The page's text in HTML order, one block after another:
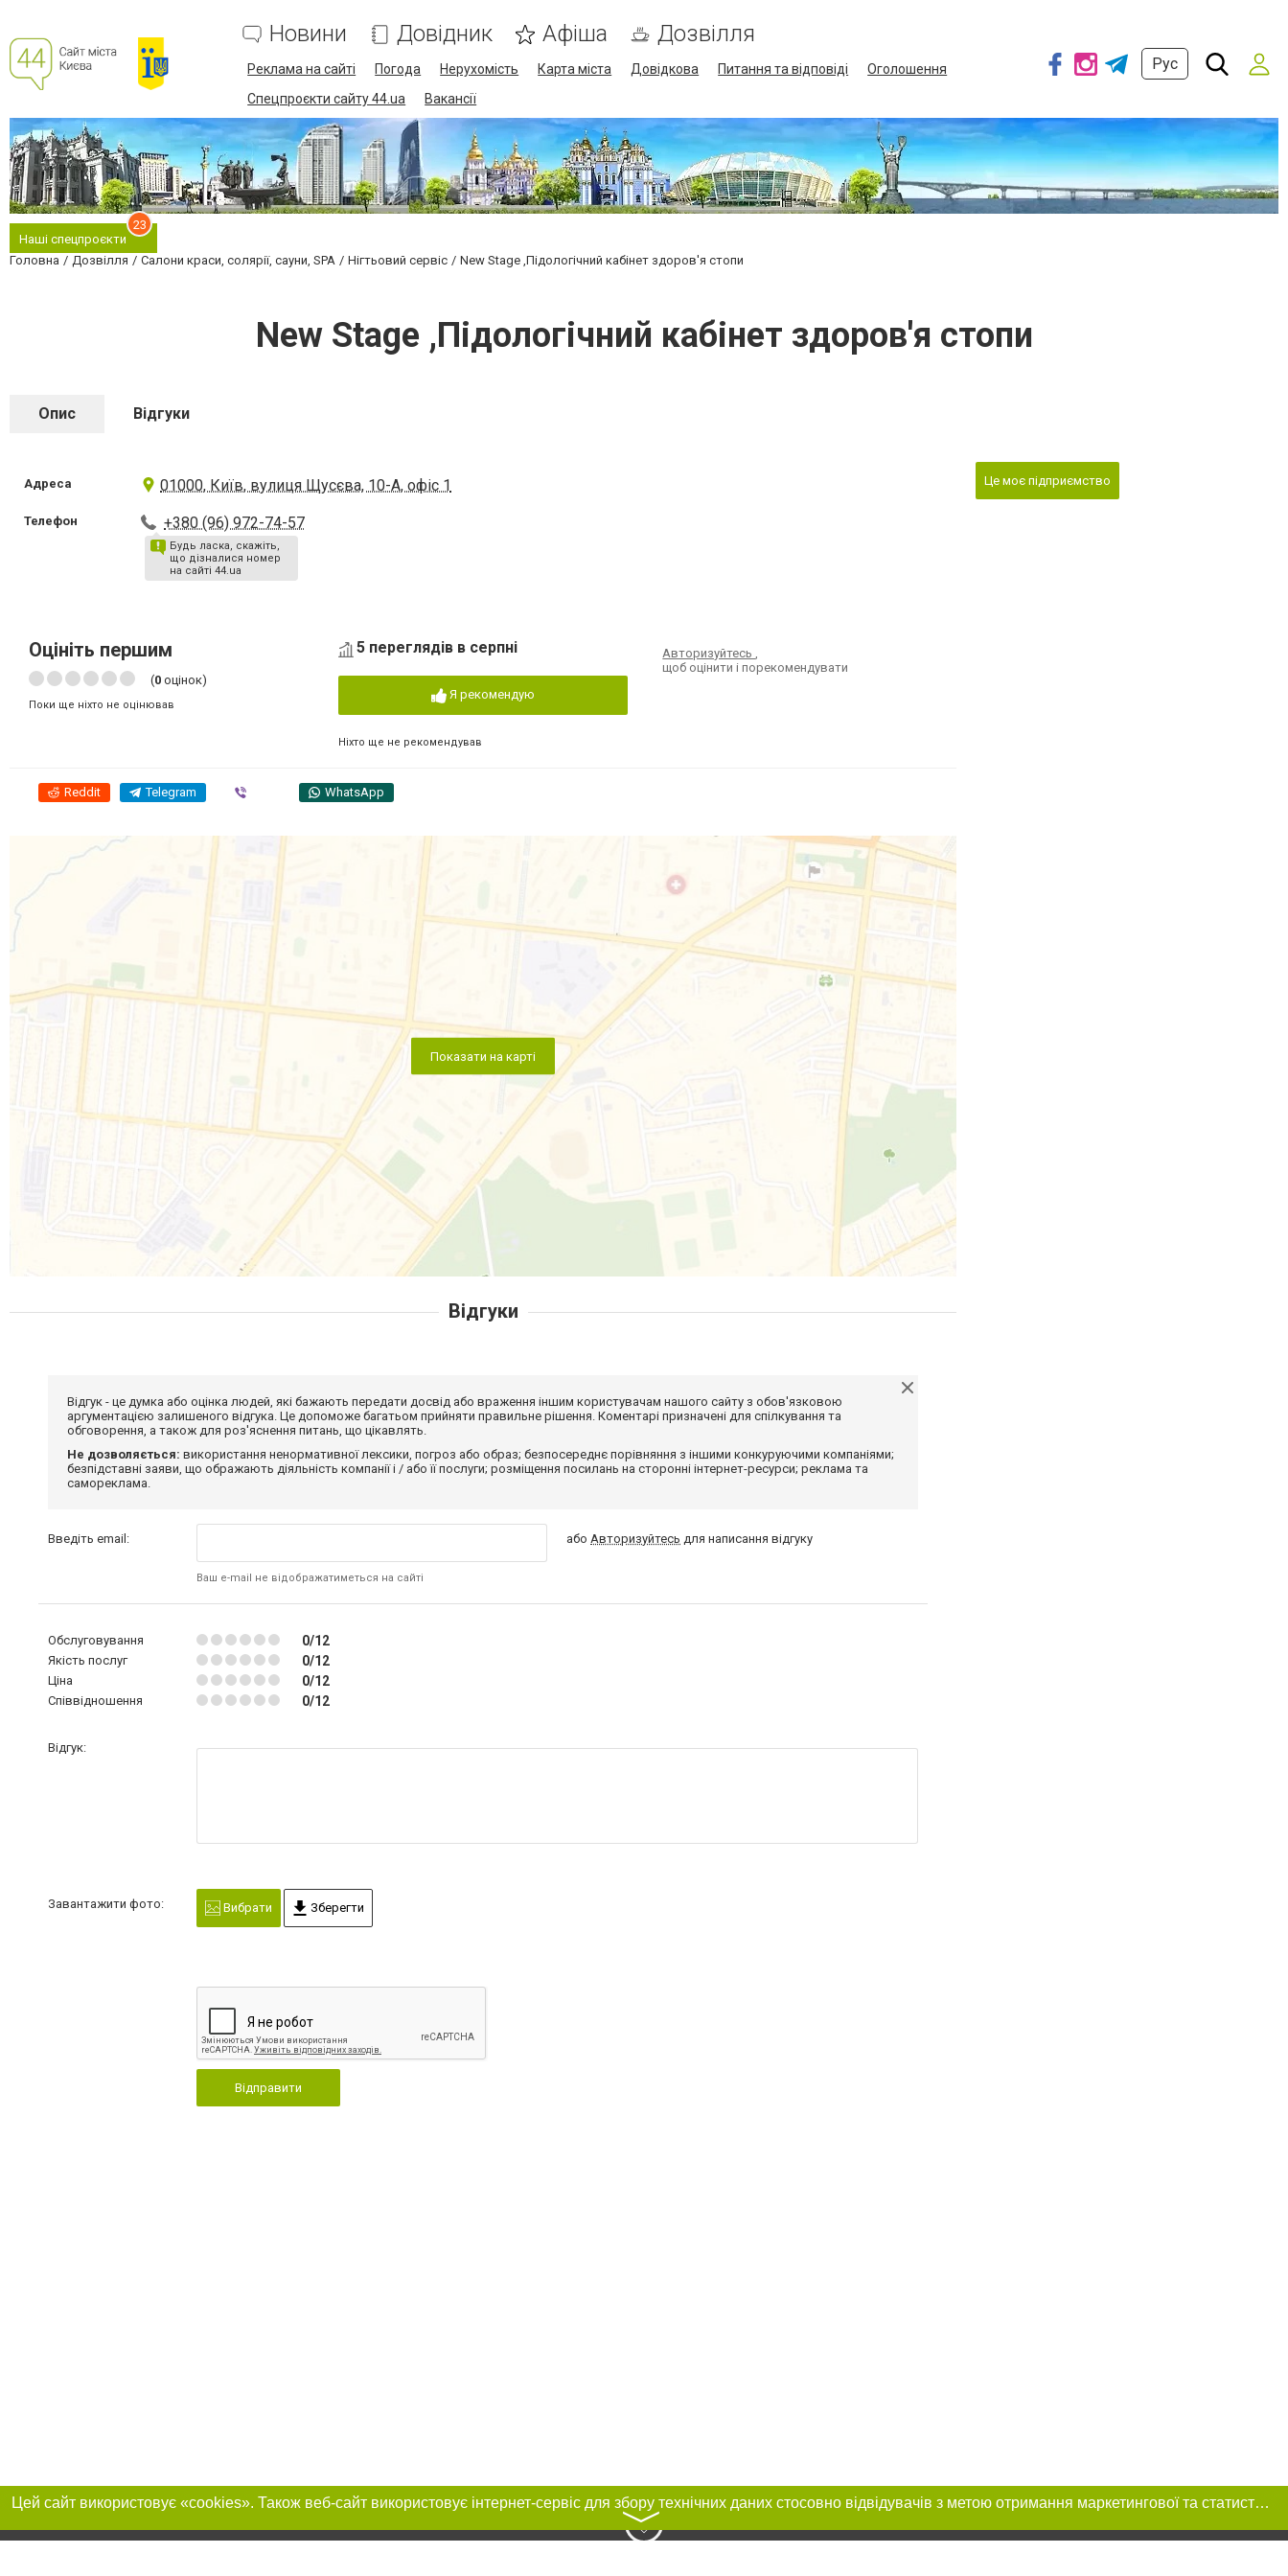
Новини Довідник Афіша Дозвілля
Реклама на сайті Погода Нерухомість Карта міста Довідкова Питання та відповіді
Оголошення
Спецпроєкти сайту 44.ua
Вакансії
Рус
Наші спецпроєкти
23
Головна Дозвілля Салони краси, солярії, сауни, SPA Нігтьовий сервіс New Stage ,Підологічний кабінет здоров'я стопи
New Stage ,Підологічний кабінет здоров'я стопи
Опис Відгуки
Адреса 01000, Київ, вулиця Щусєва, 10-А, офіс 1
Телефон +380 (96) 972-74-57
Будь ласка, скажіть,
що дізналися номер
на сайті 44.ua
Оцініть першим
(0 оцінок)
Поки ще ніхто не оцінював
5 переглядів в серпні
Я рекомендую
Ніхто ще не рекомендував
Авторизуйтесь,
щоб оцінити і порекомендувати
Reddit Telegram WhatsApp
Показати на карті
Це моє підприємство
Відгуки
Відгук - це думка або оцінка людей, які бажають передати досвід або враження іншим користувачам нашого сайту з обов'язковою
аргументацією залишеного відгука. Це допоможе багатьом прийняти правильне рішення. Коментарі призначені для спілкування та
обговорення, а також для роз'яснення питань, що цікавлять.
Не дозволяється: використання ненормативної лексики, погроз або образ; безпосереднє порівняння з іншими конкуруючими компаніями;
безпідставні заяви, що ображають діяльність компанії і / або її послуги; розміщення посилань на сторонні інтернет-ресурси; реклама та
самореклама.
Введіть email:
Ваш e-mail не відображатиметься на сайті
або Авторизуйтесь для написання відгуку
Обслуговування 0/12
Якість послуг 0/12
Ціна 0/12
Співвідношення 0/12
Відгук:
Завантажити фото: Вибрати Зберегти
Відправити
Цей сайт використовує «cookies». Також веб-сайт використовує інтернет-сервіс для збору технічних даних стосовно відвідувачів з метою отримання маркетингової та статистичної інформації. Умови обробки даних відвідувачів сайту див.
〉